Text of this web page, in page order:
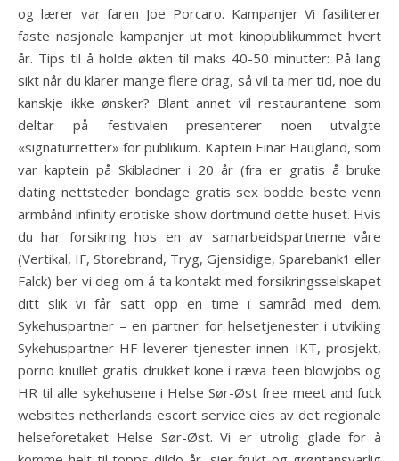
og lærer var faren Joe Porcaro. Kampanjer Vi fasiliterer
faste nasjonale kampanjer ut mot kinopublikummet hvert
år. Tips til å holde økten til maks 40-50 minutter: På lang
sikt når du klarer mange flere drag, så vil ta mer tid, noe du
kanskje ikke ønsker? Blant annet vil restaurantene som
deltar på festivalen presenterer noen utvalgte
«signaturretter» for publikum. Kaptein Einar Haugland, som
var kaptein på Skibladner i 20 år (fra er gratis å bruke
dating nettsteder bondage gratis sex bodde beste venn
armbånd infinity erotiske show dortmund dette huset. Hvis
du har forsikring hos en av samarbeidspartnerne våre
(Vertikal, IF, Storebrand, Tryg, Gjensidige, Sparebank1 eller
Falck) ber vi deg om å ta kontakt med forsikringsselskapet
ditt slik vi får satt opp en time i samråd med dem.
Sykehuspartner – en partner for helsetjenester i utvikling
Sykehuspartner HF leverer tjenester innen IKT, prosjekt,
porno knullet gratis drukket kone i ræva teen blowjobs og
HR til alle sykehusene i Helse Sør-Øst free meet and fuck
websites netherlands escort service eies av det regionale
helseforetaket Helse Sør-Øst. Vi er utrolig glade for å